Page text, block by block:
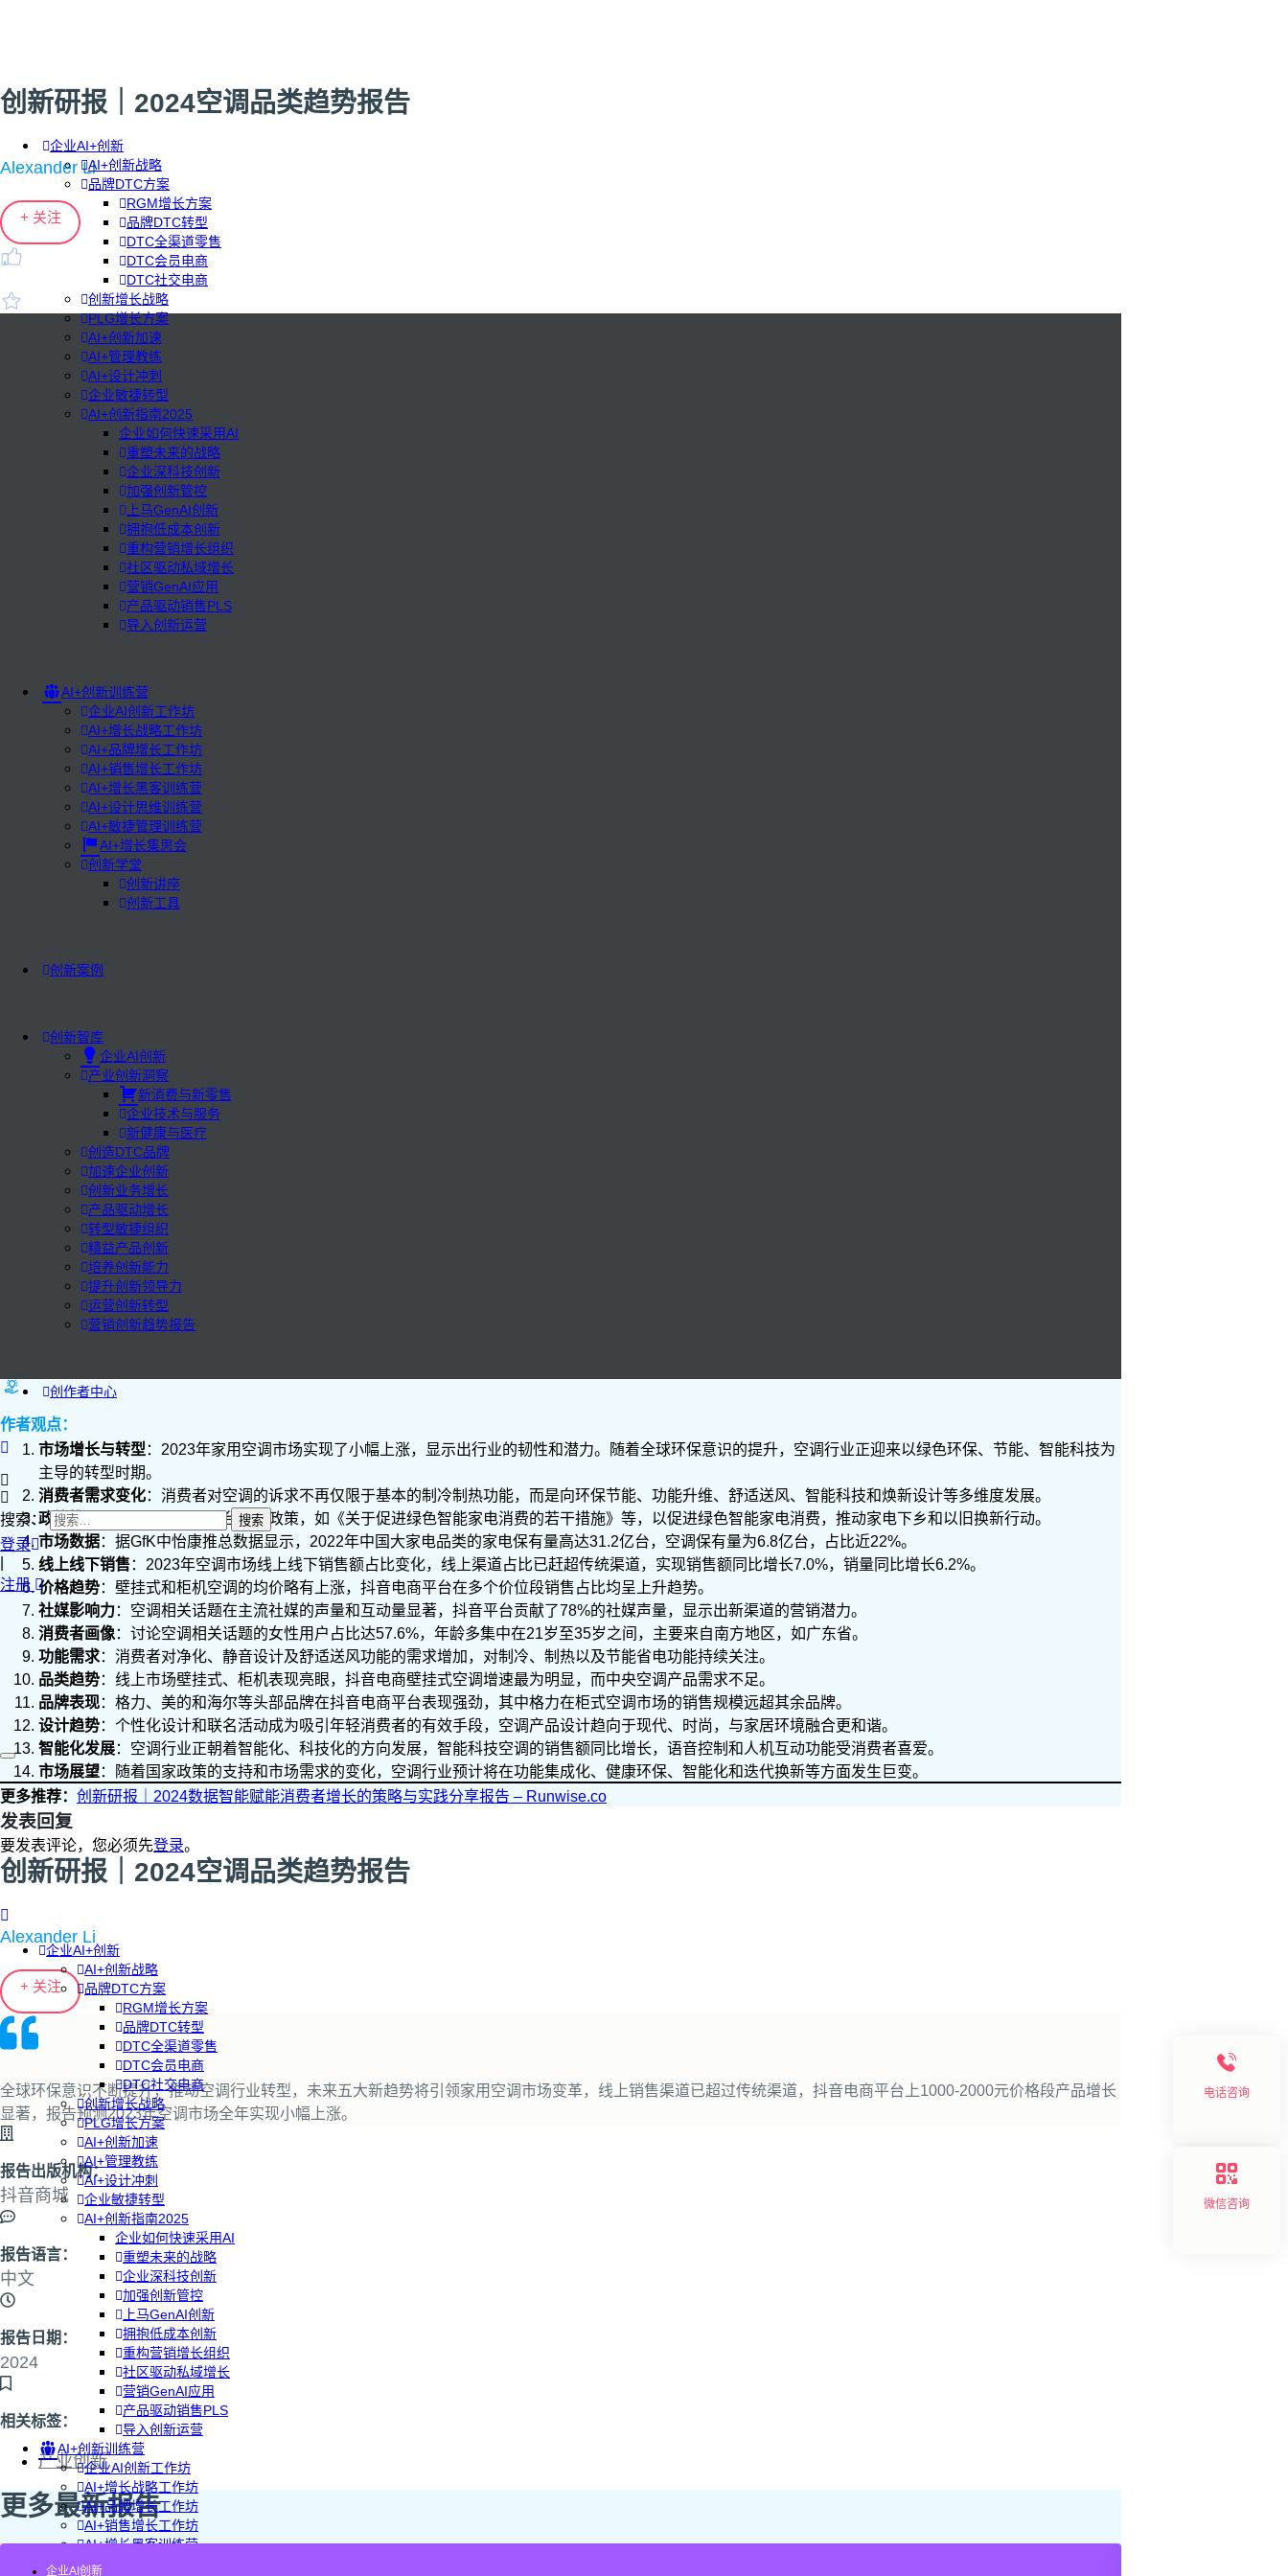
企业AI+创新
AI+创新战略
品牌DTC方案
RGM增长方案
品牌DTC转型
DTC全渠道零售
DTC会员电商
DTC社交电商
创新增长战略
PLG增长方案
AI+创新加速
AI+管理教练
AI+设计冲刺
企业敏捷转型
AI+创新指南2025
企业如何快速采用AI
重塑未来的战略
企业深科技创新
加强创新管控
上马GenAI创新
拥抱低成本创新
重构营销增长组织
社区驱动私域增长
营销GenAI应用
产品驱动销售PLS
导入创新运营
AI+创新训练营
企业AI创新工作坊
AI+增长战略工作坊
AI+品牌增长工作坊
AI+销售增长工作坊
AI+增长黑客训练营
AI+设计思维训练营
AI+敏捷管理训练营
AI+增长集思会
创新学堂
创新讲座
创新工具
创新案例
创新智库
企业AI创新
产业创新洞察
新消费与新零售
企业技术与服务
新健康与医疗
创造DTC品牌
加速企业创新
创新业务增长
产品驱动增长
转型敏捷组织
精益产品创新
培养创新能力
提升创新领导力
运营创新转型
营销创新趋势报告
创作者中心
搜索：
登录
注册
企业AI+创新
AI+创新战略
品牌DTC方案
RGM增长方案
品牌DTC转型
DTC全渠道零售
DTC会员电商
DTC社交电商
创新增长战略
PLG增长方案
AI+创新加速
AI+管理教练
AI+设计冲刺
企业敏捷转型
AI+创新指南2025
企业如何快速采用AI
重塑未来的战略
企业深科技创新
加强创新管控
上马GenAI创新
拥抱低成本创新
重构营销增长组织
社区驱动私域增长
营销GenAI应用
产品驱动销售PLS
导入创新运营
AI+创新训练营
企业AI创新工作坊
AI+增长战略工作坊
AI+品牌增长工作坊
AI+销售增长工作坊
AI+增长黑客训练营
AI+设计思维训练营
创新研报｜2024空调品类趋势报告
Alexander Li
+ 关注
作者观点：
市场增长与转型 ：2023年家用空调市场实现了小幅上涨，显示出行业的韧性和潜力。随着全球环保意识的提升，空调行业正迎来以绿色环保、节能、智能科技为
主导的转型时期。
消费者需求变化：消费者对空调的诉求不再仅限于基本的制冷制热功能，而是向环保节能、功能升维、舒适送风、智能科技和焕新设计等多维度发展。
政策推动
：国家相关部门出台多项政策，如《关于促进绿色智能家电消费的若干措施》等，以促进绿色智能家电消费，推动家电下乡和以旧换新行动。
市场数据：据GfK中怡康推总数据显示，2022年中国大家电品类的家电保有量高达31.2亿台，空调保有量为6.8亿台，占比近22%。
线上线下销售 ：2023年空调市场线上线下销售额占比变化，线上渠道占比已赶超传统渠道，实现销售额同比增长7.0%，销量同比增长6.2%。
价格趋势：壁挂式和柜机空调的均价略有上涨，抖音电商平台在多个价位段销售占比均呈上升趋势。
社媒影响力：空调相关话题在主流社媒的声量和互动量显著，抖音平台贡献了78%的社媒声量，显示出新渠道的营销潜力。
消费者画像：讨论空调相关话题的女性用户占比达57.6%，年龄多集中在21岁至35岁之间，主要来自南方地区，如广东省。
功能需求：消费者对净化、静音设计及舒适送风功能的需求增加，对制冷、制热以及节能省电功能持续关注。
品类趋势：线上市场壁挂式、柜机表现亮眼，抖音电商壁挂式空调增速最为明显，而中央空调产品需求不足。
品牌表现：格力、美的和海尔等头部品牌在抖音电商平台表现强劲，其中格力在柜式空调市场的销售规模远超其余品牌。
设计趋势：个性化设计和联名活动成为吸引年轻消费者的有效手段，空调产品设计趋向于现代、时尚，与家居环境融合更和谐。
智能化发展：空调行业正朝着智能化、科技化的方向发展，智能科技空调的销售额同比增长，语音控制和人机互动功能受消费者喜爱。
市场展望：随着国家政策的支持和市场需求的变化，空调行业预计将在功能集成化、健康环保、智能化和迭代换新等方面发生巨变。
更多推荐： 创新研报｜2024数据智能赋能消费者增长的策略与实践分享报告 – Runwise.co
发表回复
要发表评论，您必须先登录。
创新研报｜2024空调品类趋势报告
Alexander Li
+ 关注
全球环保意识不断提升，推动空调行业转型，未来五大新趋势将引领家用空调市场变革，线上销售渠道已超过传统渠道，抖音电商平台上1000-2000元价格段产品增长
显著，报告预测2023年空调市场全年实现小幅上涨。
报告出版机构：
抖音商城
报告语言：
中文
报告日期：
2024
相关标签：
产业创新
更多最新报告
企业AI创新
电话咨询
微信咨询